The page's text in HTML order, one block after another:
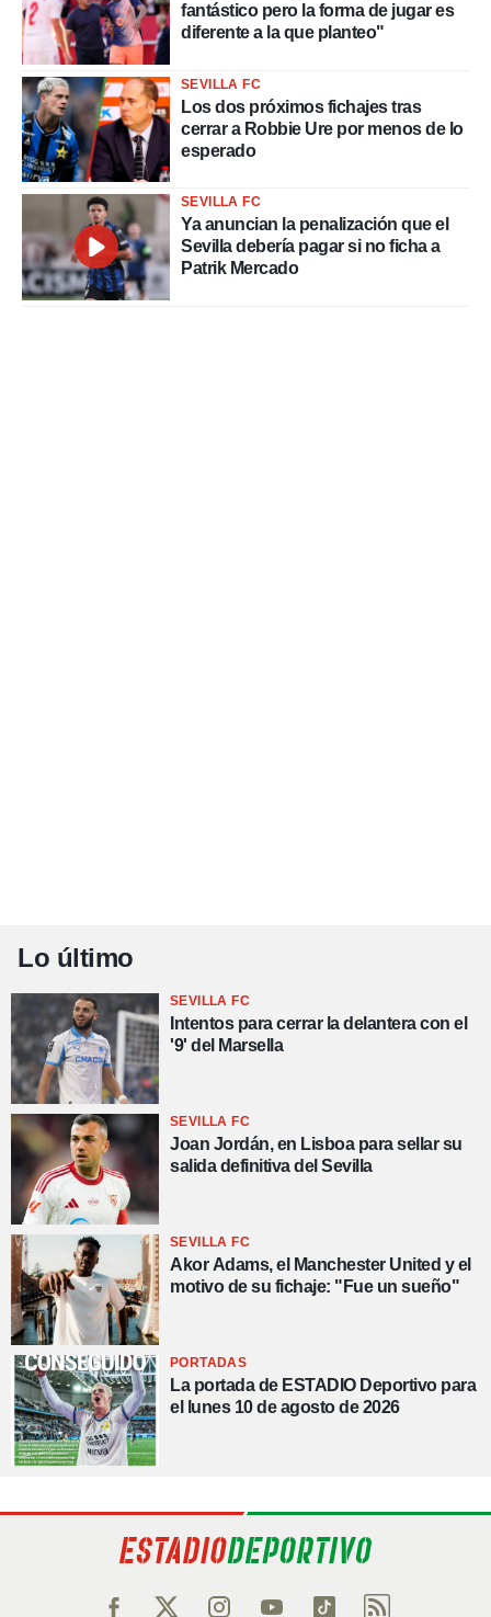
fantástico pero la forma de jugar es
diferente a la que planteo"
SEVILLA FC
Los dos próximos fichajes tras
cerrar a Robbie Ure por menos de lo
esperado
SEVILLA FC
Ya anuncian la penalización que el
Sevilla debería pagar si no ficha a
Patrik Mercado
Lo último
SEVILLA FC
Intentos para cerrar la delantera con el
'9' del Marsella
SEVILLA FC
Joan Jordán, en Lisboa para sellar su
salida definitiva del Sevilla
SEVILLA FC
Akor Adams, el Manchester United y el
motivo de su fichaje: "Fue un sueño"
PORTADAS
La portada de ESTADIO Deportivo para
el lunes 10 de agosto de 2026